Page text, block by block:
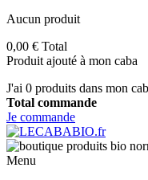
Aucun produit
0,00 € Total
Produit ajouté à mon caba
J'ai 0 produits dans mon
Total commande
Je commande
Menu